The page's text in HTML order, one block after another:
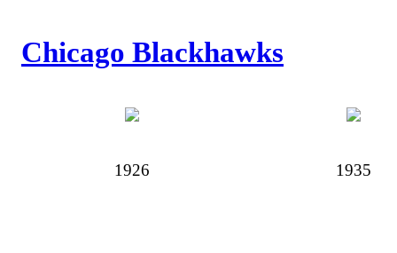
Chicago Blackhawks
1926 1935